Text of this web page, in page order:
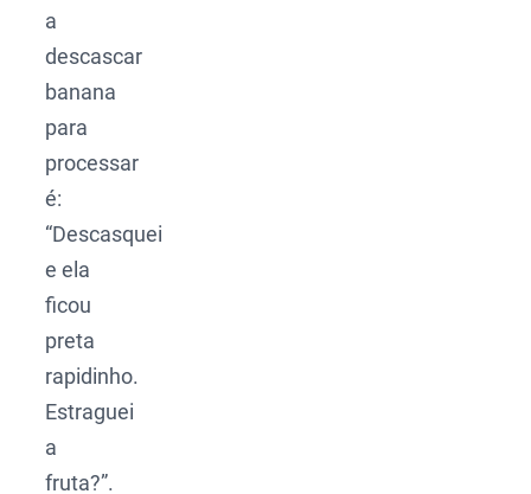
a
descascar
banana
para
processar
é:
“Descasquei
e ela
ficou
preta
rapidinho.
Estraguei
a
fruta?”.